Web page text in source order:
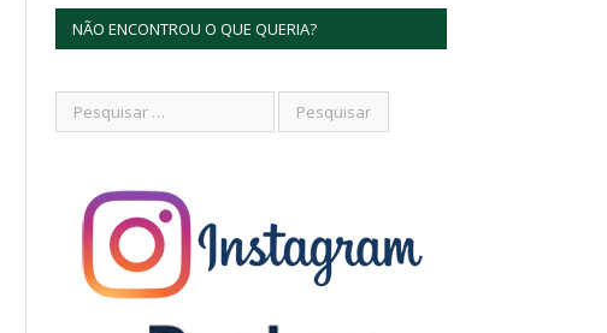
NÃO ENCONTROU O QUE QUERIA?